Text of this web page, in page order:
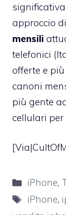
approccio
mensili
telefonici
offerte e
canoni
più gente
cellulari per
[Via|
iPhone,
Tag
iPhone,